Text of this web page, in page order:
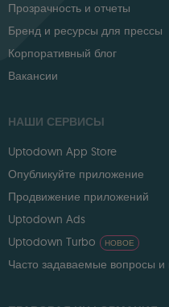
Прозрачность и отчеты
Бренд и ресурсы для прессы
Корпоративный блог
Вакансии
НАШИ СЕРВИСЫ
Uptodown App Store
Опубликуйте приложение
Продвижение приложений
Uptodown Ads
Uptodown Turbo
НОВОЕ
Часто задаваемые вопросы и